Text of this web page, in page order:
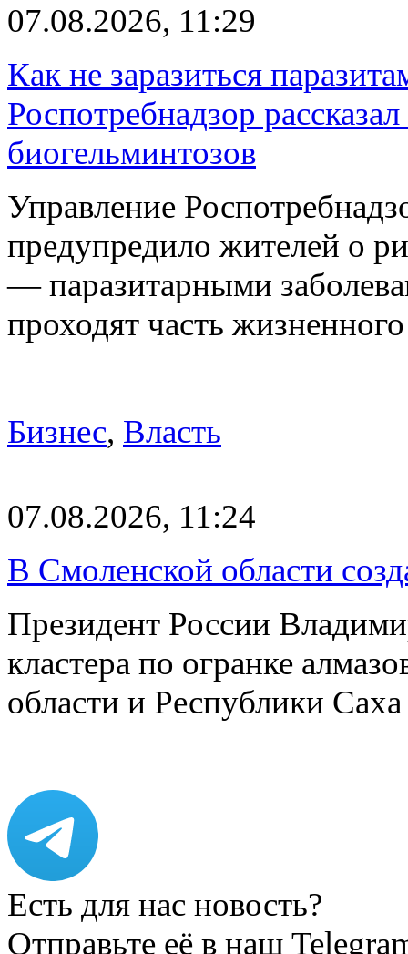
07.08.2026, 11:29
Как не заразиться
Роспотребнадзор
биогельминтозов
Управление
предупредило жителей о
— паразитарными
проходят часть
Бизнес, Власть
07.08.2026, 11:24
В Смоленской области
Президент России
кластера по огранке
области и Республики
Есть для нас новость?
Отправьте её в наш